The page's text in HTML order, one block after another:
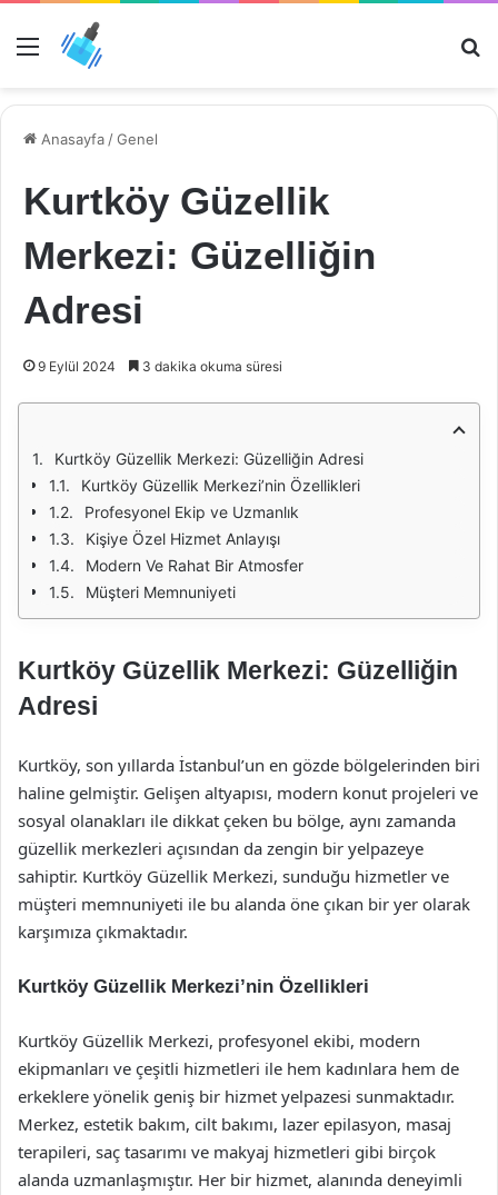
Menü
Anasayfa /Genel
Kurtköy Güzellik
Merkezi: Güzelliğin
Adresi
9 Eylül 2024 3 dakika okuma süresi
Kurtköy Güzellik Merkezi: Güzelliğin Adresi
Kurtköy Güzellik Merkezi’nin Özellikleri
Profesyonel Ekip ve Uzmanlık
Kişiye Özel Hizmet Anlayışı
Modern Ve Rahat Bir Atmosfer
Müşteri Memnuniyeti
Kurtköy Güzellik Merkezi: Güzelliğin
Adresi
Kurtköy, son yıllarda İstanbul’un en gözde bölgelerinden biri
haline gelmiştir. Gelişen altyapısı, modern konut projeleri ve
sosyal olanakları ile dikkat çeken bu bölge, aynı zamanda
güzellik merkezleri açısından da zengin bir yelpazeye
sahiptir. Kurtköy Güzellik Merkezi, sunduğu hizmetler ve
müşteri memnuniyeti ile bu alanda öne çıkan bir yer olarak
karşımıza çıkmaktadır.
Kurtköy Güzellik Merkezi’nin Özellikleri
Kurtköy Güzellik Merkezi, profesyonel ekibi, modern
ekipmanları ve çeşitli hizmetleri ile hem kadınlara hem de
erkeklere yönelik geniş bir hizmet yelpazesi sunmaktadır.
Merkez, estetik bakım, cilt bakımı, lazer epilasyon, masaj
terapileri, saç tasarımı ve makyaj hizmetleri gibi birçok
alanda uzmanlaşmıştır. Her bir hizmet, alanında deneyimli